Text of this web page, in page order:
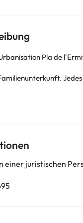
Pla de
bis 16:00 Uhr und von
damit
Mittag- und
Hotel
können bezahlt
einer juristischen